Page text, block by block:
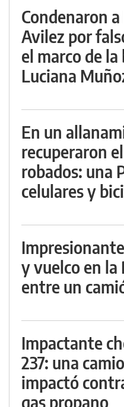
Condenaron
Avilez por
el marco de la
Luciana
En un
recuperaron
robados: una
celulares y
y vuelco en la
entre un
Impactante
237: una
impactó
gas propano